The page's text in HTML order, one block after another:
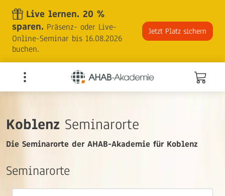
content
Live lernen. 20 %
sparen. Präsenz- oder Live-
Online-Seminar bis 16.08.2026
buchen.
Jetzt Platz sichern
Koblenz Seminarorte
Die Seminarorte der AHAB-Akademie für Koblenz
Seminarorte